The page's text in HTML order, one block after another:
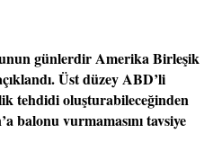
günlerdir Amerika Birleşik
Üst düzey ABD’li
tehdidi oluşturabileceğinden
balonu vurmamasını tavsiye